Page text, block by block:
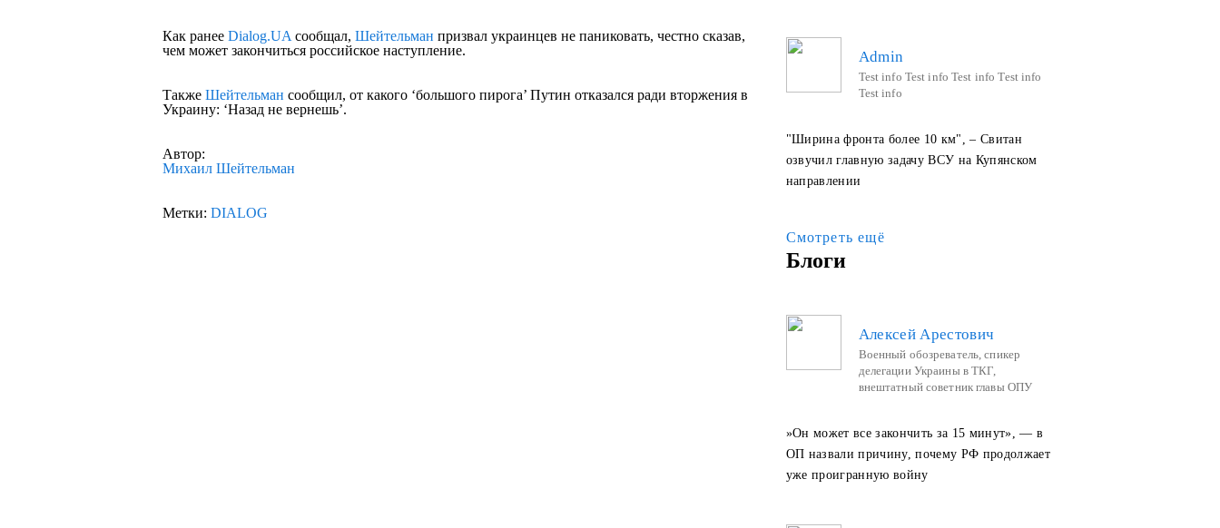
Как ранее Dialog.UA сообщал, Шейтельман призвал украинцев не паниковать, честно сказав,
чем может закончиться российское наступление.
Также Шейтельман сообщил, от какого ‘большого пирога’ Путин отказался ради вторжения в
Украину: ‘Назад не вернешь’.
Автор:
Михаил Шейтельман
Метки: DIALOG
Admin
Test info Test info Test info Test info
Test info
​"Ширина фронта более 10 км", – Свитан
озвучил главную задачу ВСУ на Купянском
направлении
Смотреть ещё
Блоги
Алексей Арестович
Военный обозреватель, спикер
делегации Украины в ТКГ,
внештатный советник главы ОПУ
​»Он может все закончить за 15 минут», — в
ОП назвали причину, почему РФ продолжает
уже проигранную войну